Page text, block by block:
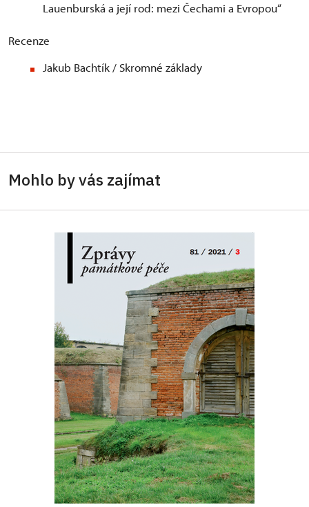
Lauenburská a její rod: mezi Čechami a Evropou“
Recenze
Jakub Bachtík / Skromné základy
Mohlo by vás zajímat